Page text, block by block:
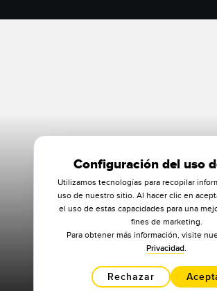
Configuración del uso
Utilizamos tecnologías para recopilar
uso de nuestro sitio. Al hacer clic en
el uso de estas capacidades para una
fines de marketing.
Para obtener más información, visite
Privacidad.
Rechazar